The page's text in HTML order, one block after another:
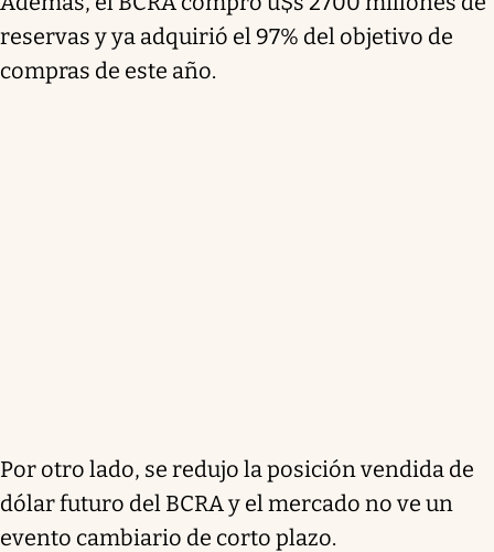
reservas y ya adquirió el 97% del objetivo de
compras de este año.
Por otro lado, se redujo la posición vendida de
dólar futuro del BCRA y el mercado no ve un
evento cambiario de corto plazo.